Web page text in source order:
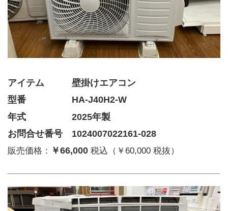
アイテム   壁掛けエアコン
型番     HA-J40H2-W
年式     2025年製
お問合せ番号 1024007022161-028
販売価格： ￥66,000 税込（￥60,000 税抜）